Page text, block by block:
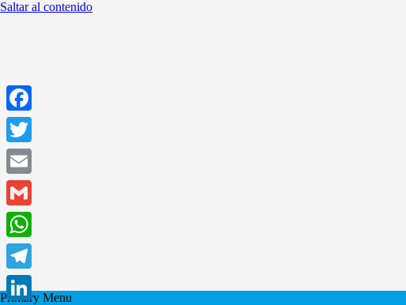
Saltar al contenido
Primary Menu
Facebook
Twitter
Email
Gmail
WhatsApp
Telegram